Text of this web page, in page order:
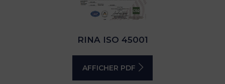
RINA ISO 45001
AFFICHER PDF